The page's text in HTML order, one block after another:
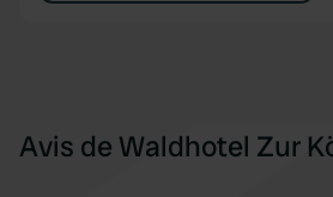
Avis de Waldhotel Zur